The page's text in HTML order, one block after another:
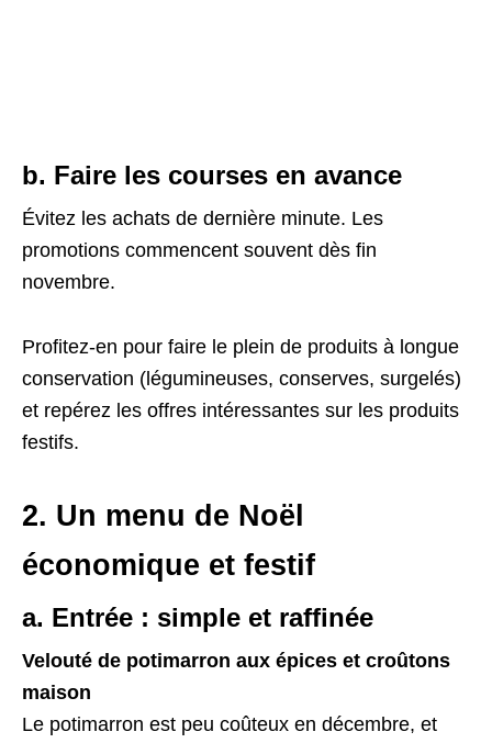
b. Faire les courses en avance
Évitez les achats de dernière minute. Les
promotions commencent souvent dès fin
novembre.
Profitez-en pour faire le plein de produits à longue
conservation (légumineuses, conserves, surgelés)
et repérez les offres intéressantes sur les produits
festifs.
2. Un menu de Noël
économique et festif
a. Entrée : simple et raffinée
Velouté de potimarron aux épices et croûtons
maison
Le potimarron est peu coûteux en décembre, et